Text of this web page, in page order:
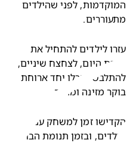
המוקדמות, לפני שהילדים
מתעוררים.
עזרו לילדים להתחיל את
שגרת היום, לצחצח שיניים,
להתלבש ואכלו יחד ארוחת
בוקר מזינה ומהנה.
הקדישו זמן למשחק עם
הילדים, ובזמן תנומת הבוקר